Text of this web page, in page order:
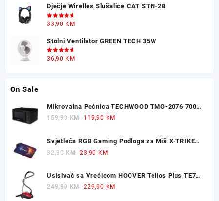
was:
is:
Dječje Wirelles Slušalice CAT STN-28
Ocjenjeno
5.00 od 5
33,90 KM
Stolni Ventilator GREEN TECH 35W
Ocjenjeno
5.00 od 5
36,90 KM
On Sale
Mikrovalna Pećnica TECHWOOD TMO-2076 700W
20L
159,90KM
Original
was:
119,90 KM
is:
Svjetleća RGB Gaming Podloga za Miš X-TRIKE
77x30cm
32,90KM Original
was:
23,90 KMCurrent
Usisivač sa Vrećicom HOOVER Telios Plus TE70
700W
249,90KM Original
229,90 KM